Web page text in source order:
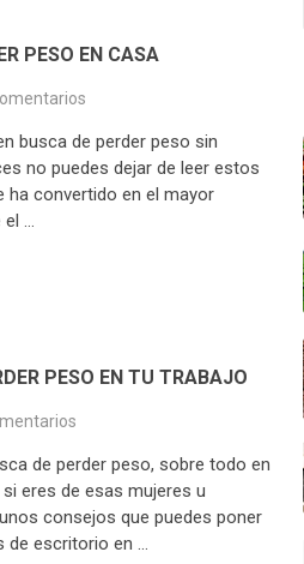
PESO EN CASA
busca de perder peso sin
no puedes dejar de leer estos
ha convertido en el mayor
el …
PESO EN TU TRABAJO
de perder peso, sobre todo en
eres de esas mujeres u
consejos que puedes poner
de escritorio en …